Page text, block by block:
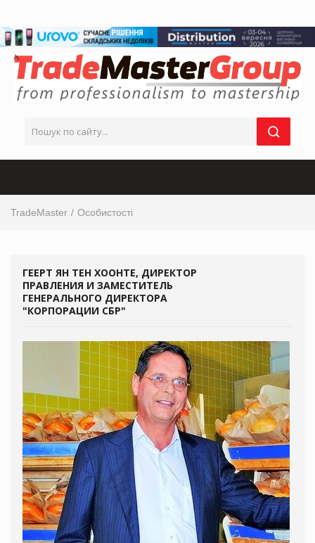
TradeMaster Особистості
ГЕЕРТ ЯН ТЕН ХООНТЕ, ДИРЕКТОР
ПРАВЛЕНИЯ И ЗАМЕСТИТЕЛЬ
ГЕНЕРАЛЬНОГО ДИРЕКТОРА
"КОРПОРАЦИИ СБР"